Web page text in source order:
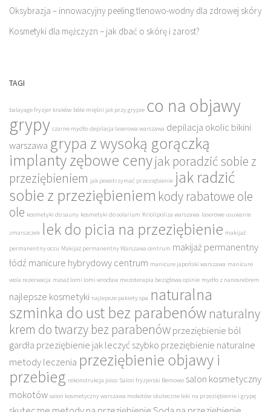
Oksybrazja – innowacyjny peeling tlenowo-wodny dla zdrowej skóry
Kosmetyki dla mężczyzn – jak dbać o skórę i zarost?
TAGI
balayage fryzjer kraków bóle mięśni jak przy grypie co na objawy
grypy czarne mydło depilacja laserowa warszawa depilacja okolic bikini
warszawa grypa z wysoką gorączką
implanty zębowe cenyjak poradzić sobie z
przeziębieniem jak powstrzymać przeziębienie jak radzić
sobie z przeziębieniem kody rabatowe ole
ole kosmetyki do sauny kosmetyki do solarium Kriolipoliza warszawa laserowe usuwanie
zmarszczek lek do picia na przeziębienie makijaż
permanentny oczu Makijaż permanentny Warszawa centrum makijaż permanentny
łódź manicure hybrydowy centrum manicure japoński warszawa manicure
wola rezerwacja masaż lomi lomi wrocław mezoterapia bezigłowa opinie mydło z nanosrebrem
najlepsze kosmetyki najlepsze pakiety spa naturalna
szminka do ust bez parabenów naturalny
krem do twarzy bez parabenówprzeziębienie ból
gardła przeziębienie jak leczyć szybko przeziębienie naturalne
metody leczenia przeziębienie objawy i
przebieg rekonstrukcja joico Salon fryzjerski Bemowo salon kosmetyczny
mokotów salon kosmetyczny warszawa mokotów skuteczne leki na przeziębienie i grypę